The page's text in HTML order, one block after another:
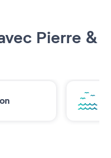
Pierre &